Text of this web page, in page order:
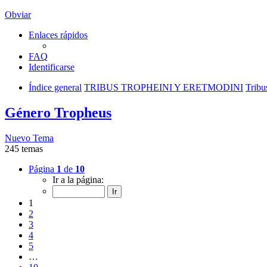
Obviar
Enlaces rápidos
FAQ
Identificarse
Índice general TRIBUS TROPHEINI Y ERETMODINI
Género Tropheus
Nuevo Tema
245 temas
Página 1 de 10
Ir a la página:
1
2
3
4
5
…